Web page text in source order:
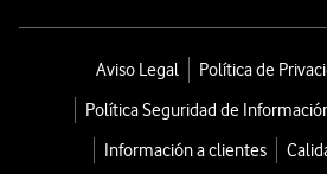
Aviso Legal
Política de
Política Seguridad de
Información a clientes